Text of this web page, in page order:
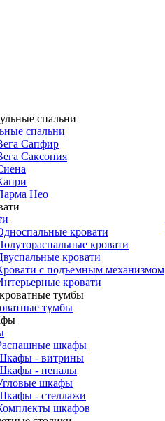
спальни
Сапфир
Саксония
Нео
кровати
кровати
кровати
с подъемным механизмом
кровати
тумбы
шкафы
- витрины
- пеналы
шкафы
- стеллажи
шкафов